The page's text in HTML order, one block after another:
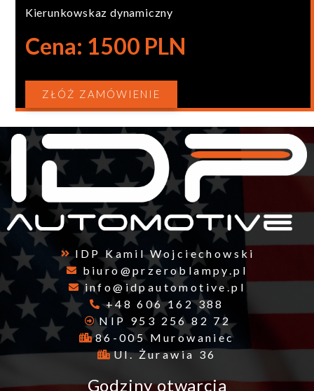
Kierunkowskaz dynamiczny
Cena: 1500 PLN
ZŁÓŻ ZAMÓWIENIE
IDP Kamil Wojciechowski
biuro@przeroblampy.pl
info@idpautomotive.pl
+48 606 162 388
NIP 953 256 82 72
86-005 Murowaniec
Ul. Żurawia 36
Godziny otwarcia